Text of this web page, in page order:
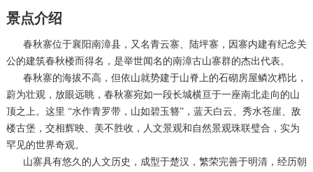
景点介绍
春秋寨位于襄阳南漳县，又名青云寨、陆坪寨，因寨内建有纪念关
公的建筑春秋楼而得名，是举世闻名的南漳古山寨群的杰出代表。
春秋寨的海拔不高，但依山就势建于山脊上的石砌房屋鳞次栉比，
蔚为壮观，放眼远眺，春秋寨宛如一段长城横亘于一座南北走向的山
顶之上。这里 “水作青罗带，山如碧玉簪”，蓝天白云、秀水苍崖、敌
楼古堡，交相辉映、美不胜收，人文景观和自然景观珠联璧合，实为
罕见的世界奇观。
山寨具有悠久的人文历史，成型于楚汉，繁荣完善于明清，经历朝